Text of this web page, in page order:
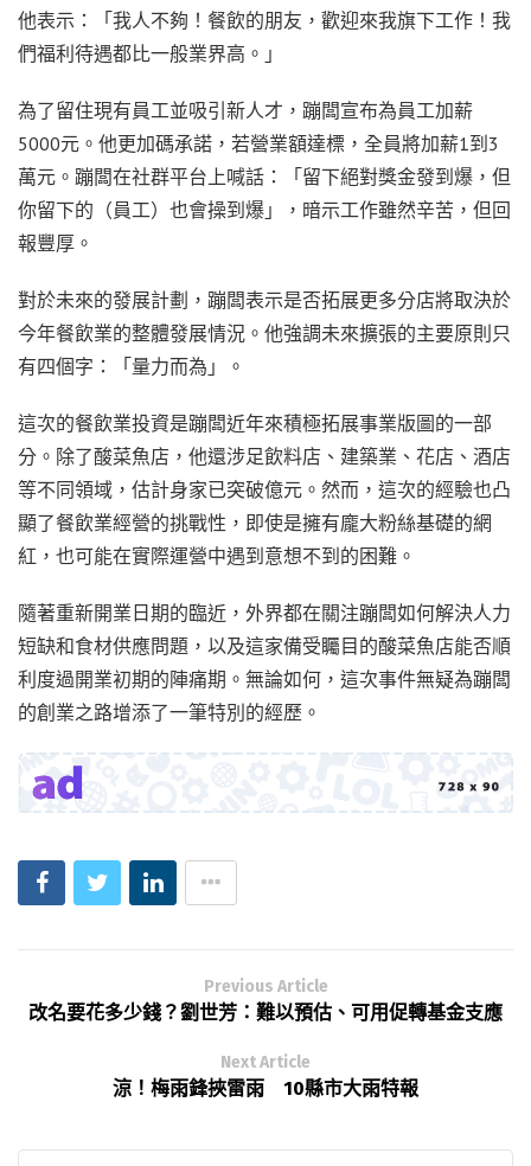
他表示：「我人不夠！餐飲的朋友，歡迎來我旗下工作！我
們福利待遇都比一般業界高。」
為了留住現有員工並吸引新人才，蹦闆宣布為員工加薪
5000元。他更加碼承諾，若營業額達標，全員將加薪1到3
萬元。蹦闆在社群平台上喊話：「留下絕對獎金發到爆，但
你留下的（員工）也會操到爆」，暗示工作雖然辛苦，但回
報豐厚。
對於未來的發展計劃，蹦闆表示是否拓展更多分店將取決於
今年餐飲業的整體發展情況。他強調未來擴張的主要原則只
有四個字：「量力而為」。
這次的餐飲業投資是蹦闆近年來積極拓展事業版圖的一部
分。除了酸菜魚店，他還涉足飲料店、建築業、花店、酒店
等不同領域，估計身家已突破億元。然而，這次的經驗也凸
顯了餐飲業經營的挑戰性，即使是擁有龐大粉絲基礎的網
紅，也可能在實際運營中遇到意想不到的困難。
隨著重新開業日期的臨近，外界都在關注蹦闆如何解決人力
短缺和食材供應問題，以及這家備受矚目的酸菜魚店能否順
利度過開業初期的陣痛期。無論如何，這次事件無疑為蹦闆
的創業之路增添了一筆特別的經歷。
Previous Article
改名要花多少錢？劉世芳：難以預估、可用促轉基金支應
Next Article
涼！梅雨鋒挾雷雨 10縣市大雨特報